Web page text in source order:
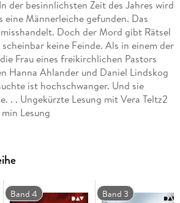
der besinnlichsten Zeit des Jahres wird
eine Männerleiche gefunden. Das
Doch der Mord gibt Rätsel
keine Feinde. Als in einem der
Frau eines freikirchlichen Pastors
Hanna Ahlander und Daniel Lindskog
ist hochschwanger. Und sie
. . Ungekürzte Lesung mit Vera Teltz2
min Lesung
Band 4 Band 3